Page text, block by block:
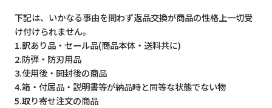
下記は、いかなる事由を問わず返品交換が商品の性格上一切受
け付けられません。
1.訳あり品・セール品(商品本体・送料共に)
2.防弾・防刃用品
3.使用後・開封後の商品
4.箱・付属品・説明書等が納品時と同等な状態でない物
5.取り寄せ注文の商品